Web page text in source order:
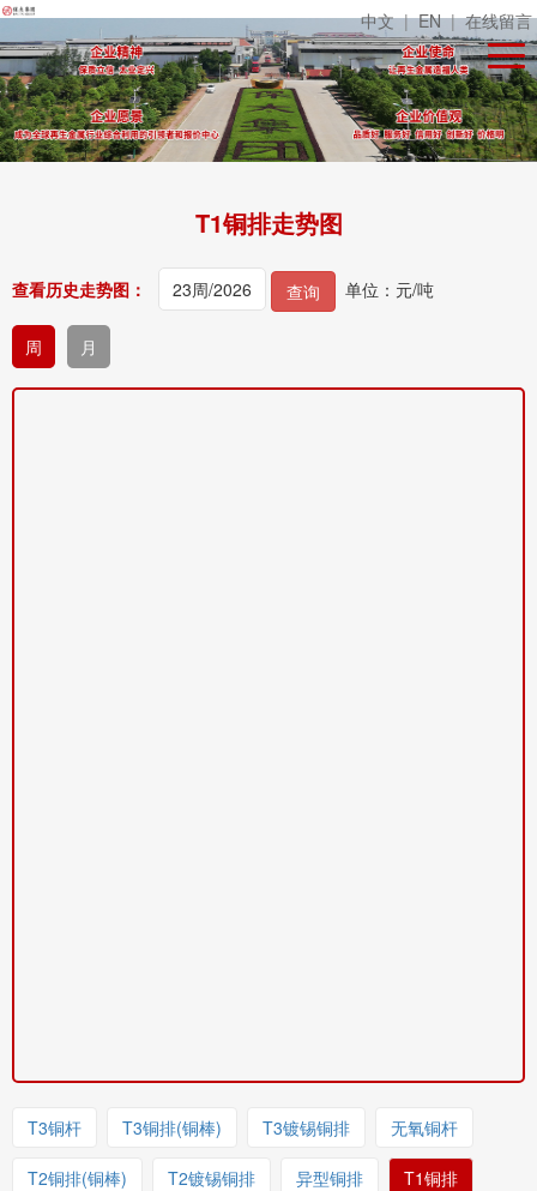
中文 | EN | 在线留言
T1铜排走势图
查看历史走势图： 查询 单位：元/吨
周 月
T3铜杆 T3铜排(铜棒) T3镀锡铜排 无氧铜杆
T2铜排(铜棒) T2镀锡铜排 异型铜排 T1铜排